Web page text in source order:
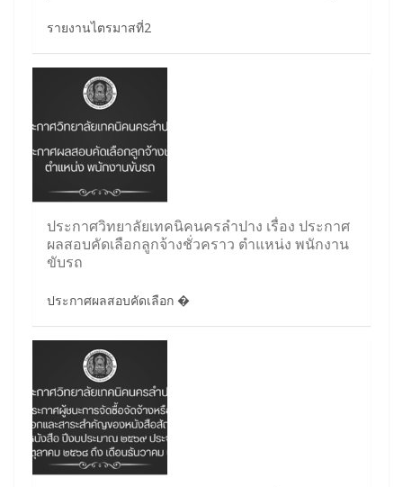
รายงานไตรมาสที่2
ประกาศวิทยาลัยเทคนิคนครลำปาง เรื่อง ประกาศ
ผลสอบคัดเลือกลูกจ้างชั่วคราว ตำแหน่ง พนักงาน
ขับรถ
ประกาศผลสอบคัดเลือก �